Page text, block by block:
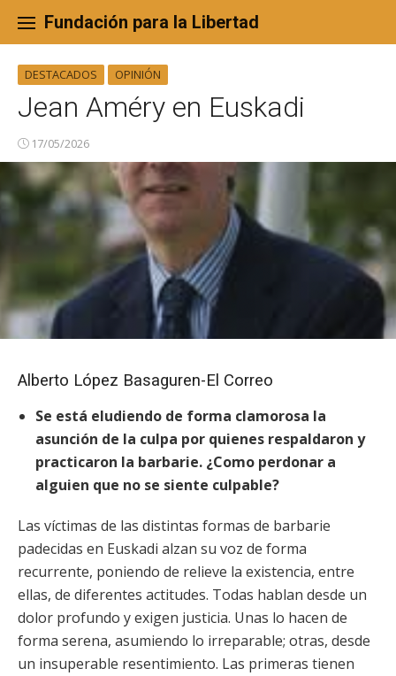
content
Fundación para la Libertad
DESTACADOS OPINIÓN
Jean Améry en Euskadi
17/05/2026
Alberto López Basaguren-El Correo
Se está eludiendo de forma clamorosa la
asunción de la culpa por quienes respaldaron y
practicaron la barbarie. ¿Como perdonar a
alguien que no se siente culpable?
Las víctimas de las distintas formas de barbarie
padecidas en Euskadi alzan su voz de forma
recurrente, poniendo de relieve la existencia, entre
ellas, de diferentes actitudes. Todas hablan desde un
dolor profundo y exigen justicia. Unas lo hacen de
forma serena, asumiendo lo irreparable; otras, desde
un insuperable resentimiento. Las primeras tienen